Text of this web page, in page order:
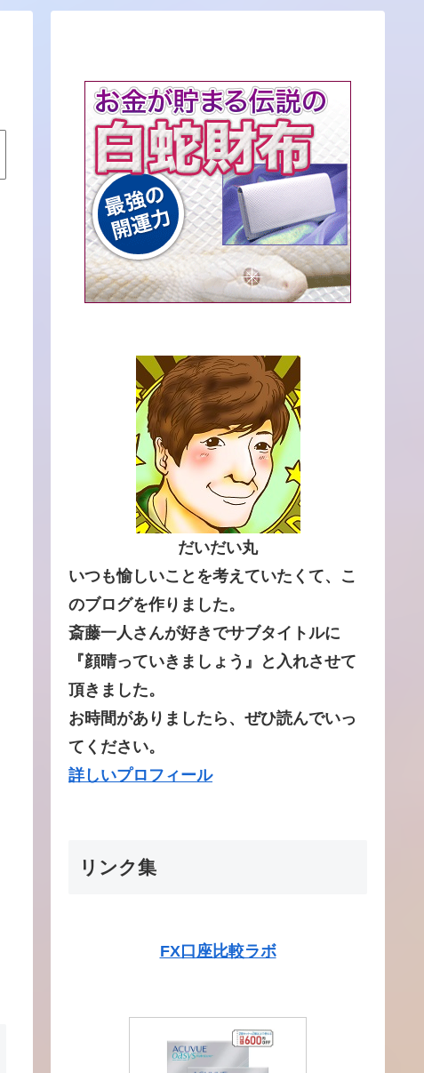
だいだい丸
いつも愉しいことを考えていたくて、こ
のブログを作りました。
斎藤一人さんが好きでサブタイトルに
『顔晴っていきましょう』と入れさせて
頂きました。
お時間がありましたら、ぜひ読んでいっ
てください。
詳しいプロフィール
リンク集
FX口座比較ラボ